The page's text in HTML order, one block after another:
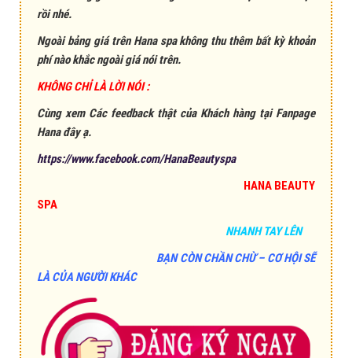
rồi nhé.
Ngoài bảng giá trên Hana spa không thu thêm bất kỳ khoản
phí nào khắc ngoài giá nói trên.
KHÔNG CHỈ LÀ LỜI NÓI :
Cùng xem Các feedback thật của Khách hàng tại Fanpage
Hana đây ạ.
https://www.facebook.com/HanaBeautyspa
HANA BEAUTY
SPA
NHANH TAY LÊN
BẠN CÒN CHẦN CHỪ – CƠ HỘI SẼ
LÀ CỦA NGƯỜI KHÁC